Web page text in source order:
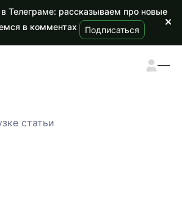
Телеграме: рассказываем про новые
в комментах
Подписаться
статьи